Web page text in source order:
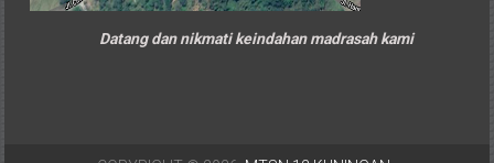
Datang dan nikmati keindahan madrasah kami